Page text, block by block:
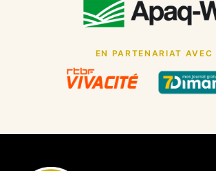
EN PARTENARIAT AVEC